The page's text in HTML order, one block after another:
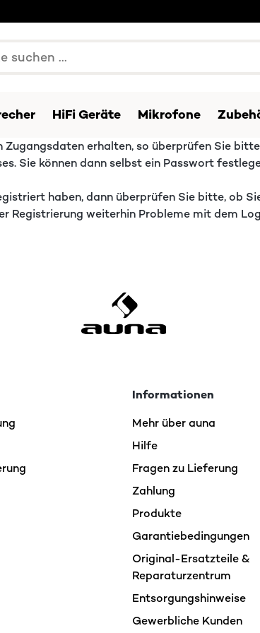
HiFi Geräte Mikrofone
erhalten, so überprüfen Sie
Sie können dann selbst ein Passwort
haben, dann überprüfen Sie bitte, ob
weiterhin Probleme mit dem
Informationen
Mehr über auna
Hilfe
Fragen zu Lieferung
Zahlung
Produkte
Garantiebedingungen
Original-Ersatzteile &
Reparaturzentrum
Entsorgungshinweise
Gewerbliche Kunden